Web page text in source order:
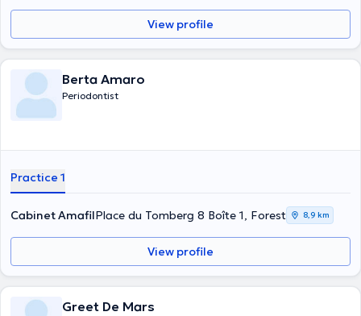
View profile
Berta Amaro
Periodontist
Practice 1
Cabinet AmafilPlace du Tomberg 8 Boîte 1, Forest 8,9 km
View profile
Greet De Mars